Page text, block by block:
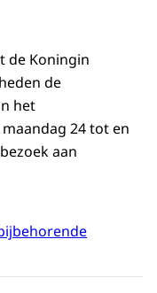
de Koningin
de
het
24 tot en
aan